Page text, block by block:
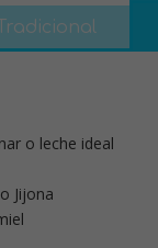
Tradicional
o leche ideal
Jijona